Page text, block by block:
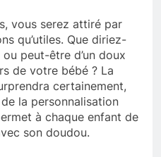
vous serez attiré par
qu’utiles. Que diriez-
ou peut-être d’un doux
de votre bébé ? La
certainement,
la personnalisation
à chaque enfant de
son doudou.